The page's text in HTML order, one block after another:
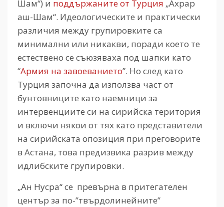
Шам“) и поддържаните от Турция „Ахрар
аш-Шам“. Идеологическите и практически
различия между групировките са
минимални или никакви, поради което те
естествено се съюзяваха под шапки като
“Армия на завоеванието”. Но след като
Турция започна да използва част от
бунтовниците като наемници за
интервенциите си на сирийска територия
и включи някои от тях като представители
на сирийската опозиция при преговорите
в Астана, това предизвика разрив между
идлибските групировки.
„Ан Нусра“ се превърна в притегателен
център за по-”твърдолинейните”